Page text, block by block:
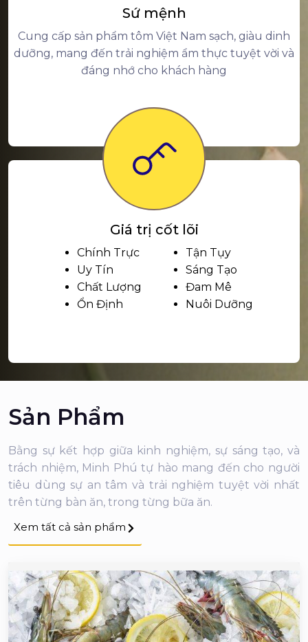
Sứ mệnh
Cung cấp sản phẩm tôm Việt Nam sạch, giàu dinh
dưỡng, mang đến trải nghiệm ẩm thực tuyệt vời và
đáng nhớ cho khách hàng
Giá trị cốt lõi
Chính Trực
Uy Tín
Chất Lượng
Ổn Định
Tận Tụy
Sáng Tạo
Đam Mê
Nuôi Dưỡng
Sản Phẩm
Xem tất cả sản phẩm
Bằng sự kết hợp giữa kinh nghiệm, sự sáng tạo, và
trách nhiệm, Minh Phú tự hào mang đến cho người
tiêu dùng sự an tâm và trải nghiệm tuyệt vời nhất
trên từng bàn ăn, trong từng bữa ăn.